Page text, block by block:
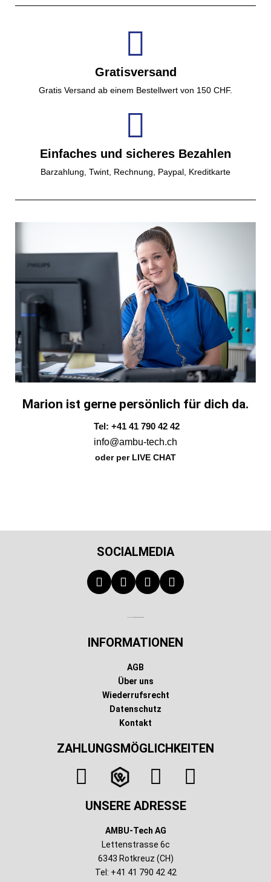
Gratisversand
Gratis Versand ab einem Bestellwert von 150 CHF.
Einfaches und sicheres Bezahlen
Barzahlung, Twint, Rechnung, Paypal, Kreditkarte
Marion ist gerne persönlich für dich da.
Tel: +41 41 790 42 42
info@ambu-tech.ch
oder per LIVE CHAT
SOCIALMEDIA
INFORMATIONEN
AGB
Über uns
Wiederrufsrecht
Datenschutz
Kontakt
ZAHLUNGSMÖGLICHKEITEN
UNSERE ADRESSE
AMBU-Tech AG
Lettenstrasse 6c
6343 Rotkreuz (CH)
Tel: +41 41 790 42 42